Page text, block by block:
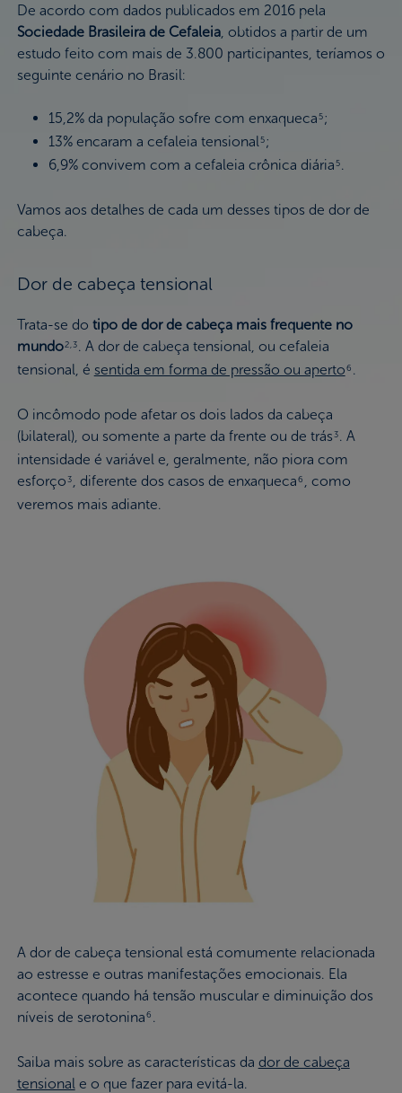
De acordo com dados publicados em 2016 pela
Sociedade Brasileira de Cefaleia, obtidos a partir de um
estudo feito com mais de 3.800 participantes, teríamos o
seguinte cenário no Brasil:
15,2% da população sofre com enxaqueca5;
13% encaram a cefaleia tensional5;
6,9% convivem com a cefaleia crônica diária5.
Vamos aos detalhes de cada um desses tipos de dor de
cabeça.
Dor de cabeça tensional
Trata-se do tipo de dor de cabeça mais frequente no
mundo2,3. A dor de cabeça tensional, ou cefaleia
tensional, é sentida em forma de pressão ou aperto6 .
O incômodo pode afetar os dois lados da cabeça
(bilateral), ou somente a parte da frente ou de trás 3. A
intensidade é variável e, geralmente, não piora com
esforço 3, diferente dos casos de enxaqueca6 , como
veremos mais adiante.
A dor de cabeça tensional está comumente relacionada
ao estresse e outras manifestações emocionais. Ela
acontece quando há tensão muscular e diminuição dos
níveis de serotonina6 .
Saiba mais sobre as características da dor de cabeça
tensionale o que fazer para evitá-la.